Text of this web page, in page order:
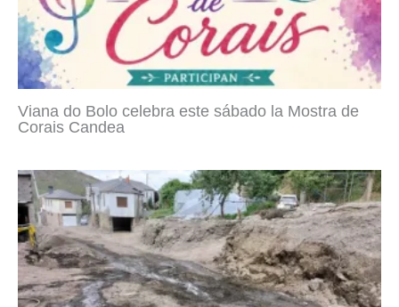
Viana do Bolo celebra este sábado la Mostra de
Corais Candea